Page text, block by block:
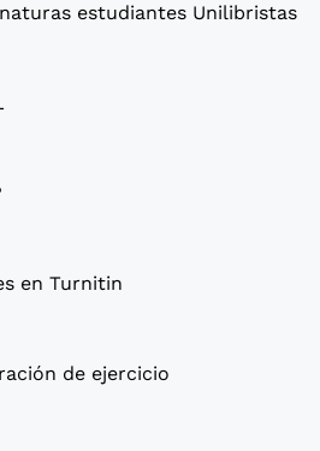
estudiantes Unilibristas
en Turnitin
de ejercicio